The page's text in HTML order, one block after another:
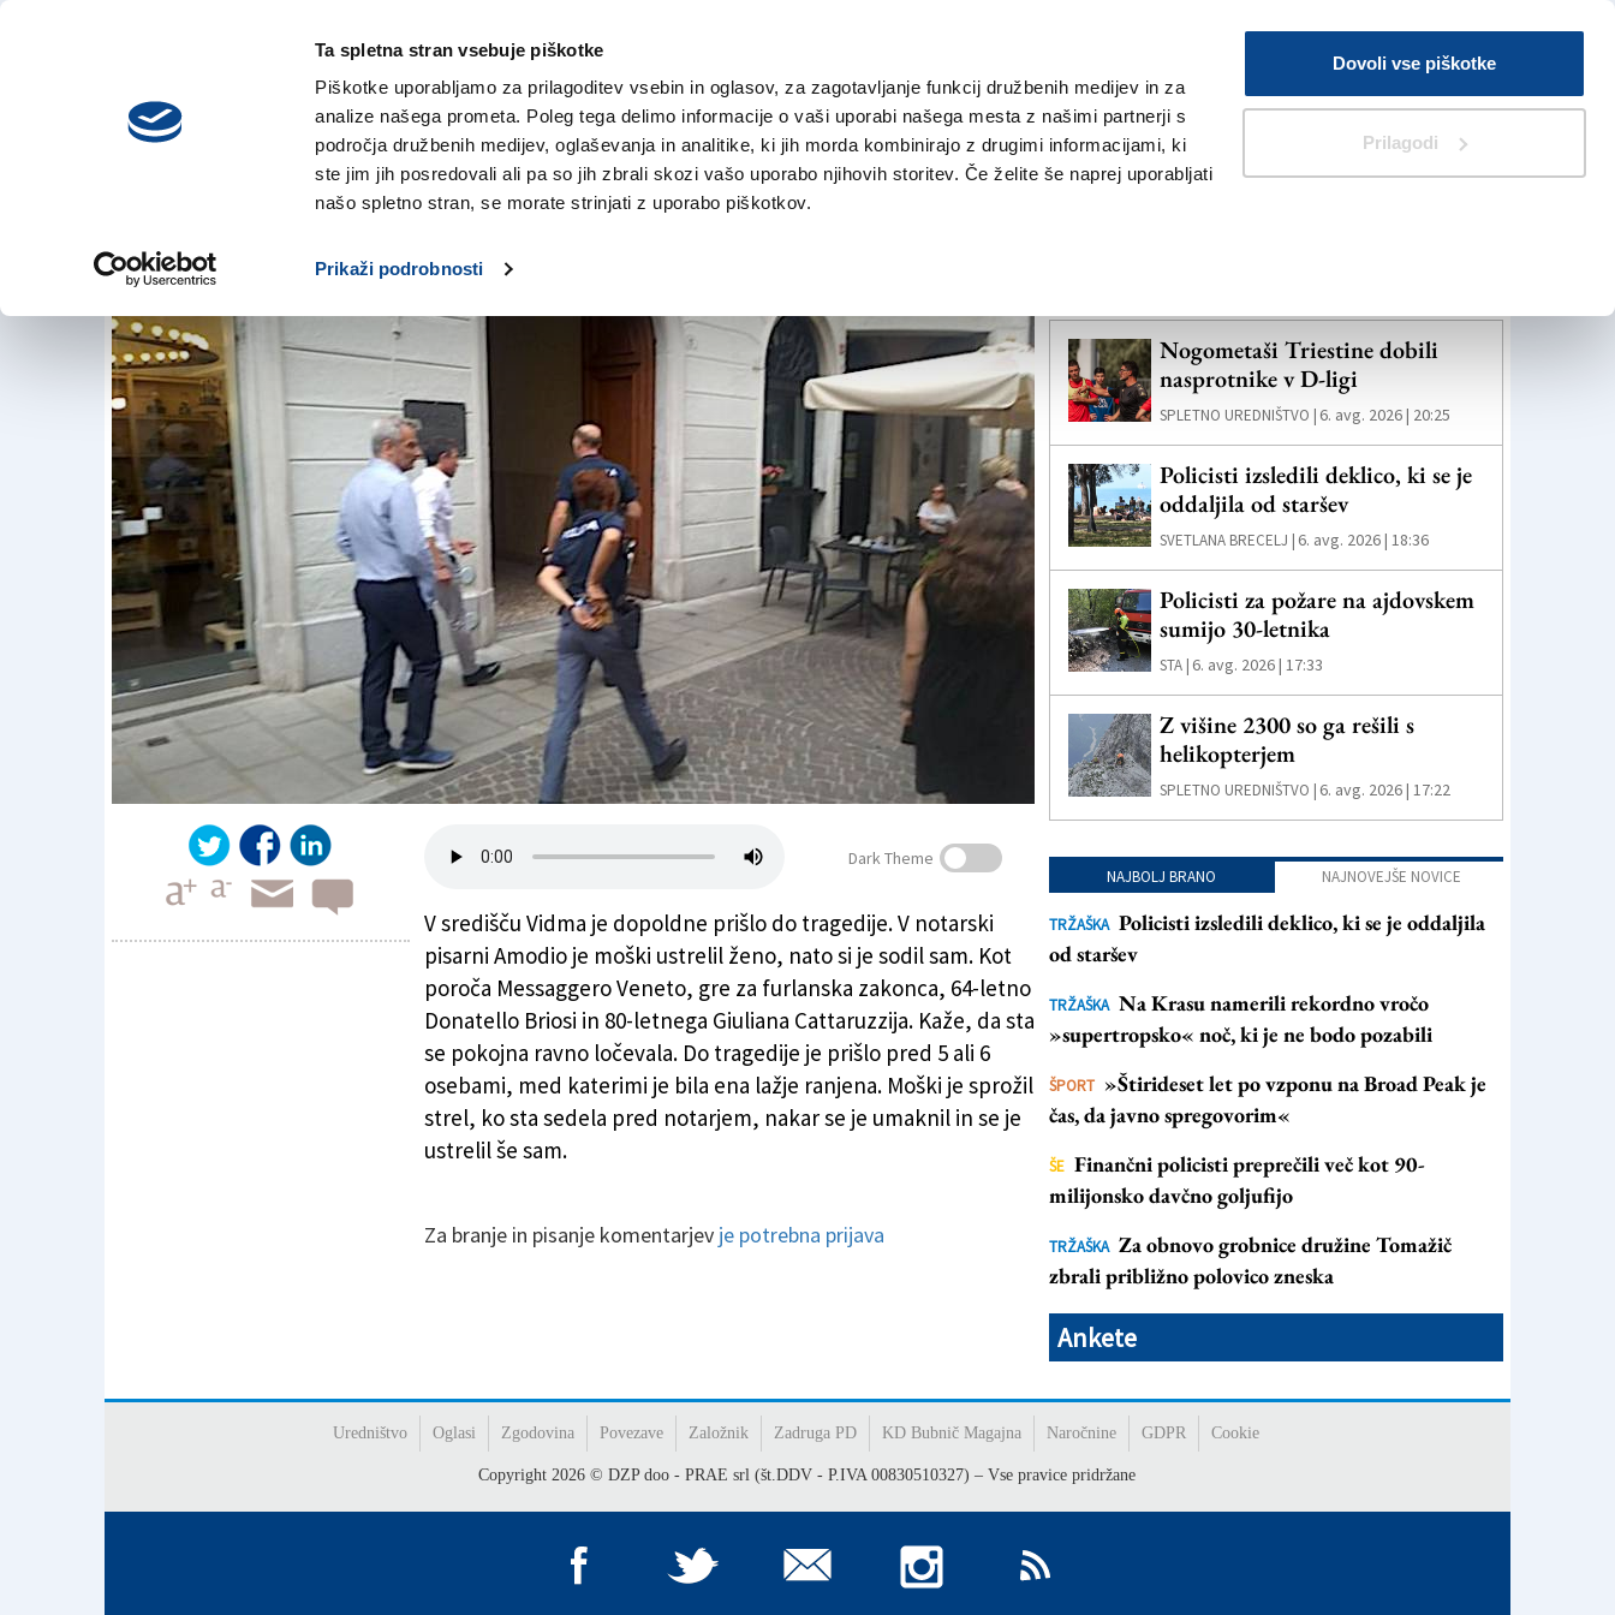
Ta spletna stran vsebuje piškotke
Piškotke uporabljamo za prilagoditev vsebin in oglasov, za zagotavljanje funkcij družbenih medijev in za
analize našega prometa. Poleg tega delimo informacije o vaši uporabi našega mesta z našimi partnerji s
področja družbenih medijev, oglaševanja in analitike, ki jih morda kombinirajo z drugimi informacijami, ki
ste jim jih posredovali ali pa so jih zbrali skozi vašo uporabo njihovih storitev. Če želite še naprej uporabljati
našo spletno stran, se morate strinjati z uporabo piškotkov.
Prikaži podrobnosti
Dovoli vse piškotke
Prilagodi
četrtek,
6. avgusta 2026
V Kioskih
Iskanje
NOVICE TRŽAŠKA GORIŠKA KULTURA ŠPORT ŠE
Tragedija v središču Vidma
13. jun. 2018 | 11:36
Dark Theme
V središču Vidma je dopoldne prišlo do tragedije. V notarski
pisarni Amodio je moški ustrelil ženo, nato si je sodil sam. Kot
poroča Messaggero Veneto, gre za furlanska zakonca, 64-letno
Donatello Briosi in 80-letnega Giuliana Cattaruzzija. Kaže, da sta
se pokojna ravno ločevala. Do tragedije je prišlo pred 5 ali 6
osebami, med katerimi je bila ena lažje ranjena. Moški je sprožil
strel, ko sta sedela pred notarjem, nakar se je umaknil in se je
ustrelil še sam.
Za branje in pisanje komentarjev je potrebna prijava
Nogometaši Triestine dobili
nasprotnike v D-ligi
SPLETNO UREDNIŠTVO |6. avg. 2026 | 20:25
Policisti izsledili deklico, ki se je
oddaljila od staršev
SVETLANA BRECELJ | 6. avg. 2026 | 18:36
Policisti za požare na ajdovskem
sumijo 30-letnika
STA | 6. avg. 2026 | 17:33
Z višine 2300 so ga rešili s
helikopterjem
SPLETNO UREDNIŠTVO | 6. avg. 2026 | 17:22
NAJBOLJ BRANO NAJNOVEJŠE NOVICE
TRŽAŠKA Policisti izsledili deklico, ki se je oddaljila
od staršev
TRŽAŠKA Na Krasu namerili rekordno vročo
»supertropsko« noč, ki je ne bodo pozabili
ŠPORT »Štirideset let po vzponu na Broad Peak je
čas, da javno spregovorim«
ŠE Finančni policisti preprečili več kot 90-
milijonsko davčno goljufijo
TRŽAŠKA Za obnovo grobnice družine Tomažič
zbrali približno polovico zneska
Ankete
Uredništvo Oglasi Zgodovina Povezave Založnik Zadruga PD KD Bubnič Magajna Naročnine GDPR Cookie
Copyright2026 © DZP doo - PRAE srl (št.DDV - P.IVA 00830510327) – Vse pravice pridržane